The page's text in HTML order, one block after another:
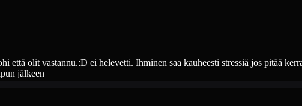
että olit vastannu.:D ei helevetti. Ihminen saa kauheesti stressiä jos pitää
jälkeen